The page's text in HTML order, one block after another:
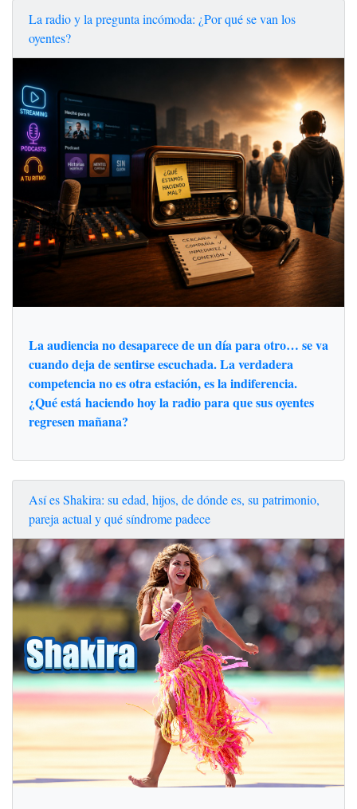
La radio y la pregunta incómoda: ¿Por qué se van los
oyentes?
La audiencia no desaparece de un día para otro… se va
cuando deja de sentirse escuchada. La verdadera
competencia no es otra estación, es la indiferencia.
¿Qué está haciendo hoy la radio para que sus oyentes
regresen mañana?
Así es Shakira: su edad, hijos, de dónde es, su patrimonio,
pareja actual y qué síndrome padece